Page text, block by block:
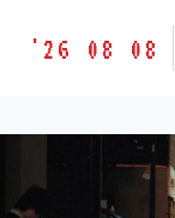
胶
味
LETSFILM
'26 08 08